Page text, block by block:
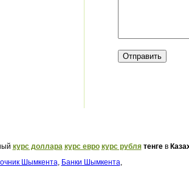
курс доллара курс евро курс рубля тенгев
Шымкента, Банки Шымкента,